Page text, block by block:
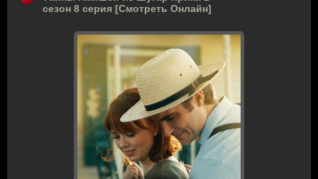
сезон 8 серия [Смотреть Онлайн]